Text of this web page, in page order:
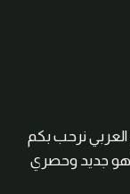
نرحب بكم
جديد وحصري